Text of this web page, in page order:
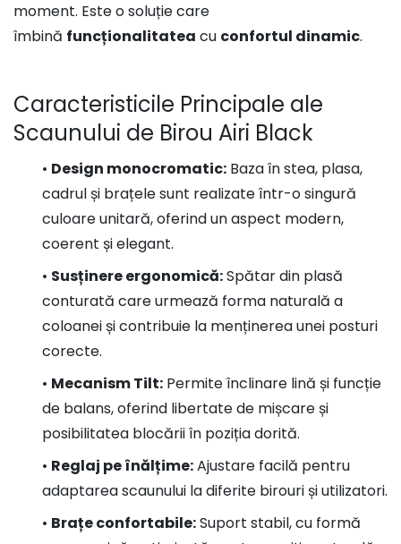
moment. Este o soluție care
îmbină funcționalitatea cu confortul dinamic.
Caracteristicile Principale ale
Scaunului de Birou Airi Black
• Design monocromatic: Baza în stea, plasa,
cadrul și brațele sunt realizate într-o singură
culoare unitară, oferind un aspect modern,
coerent și elegant.
• Susținere ergonomică:Spătar din plasă
conturată care urmează forma naturală a
coloanei și contribuie la menținerea unei posturi
corecte.
• Mecanism Tilt: Permite înclinare lină și funcție
de balans, oferind libertate de mișcare și
posibilitatea blocării în poziția dorită.
• Reglaj pe înălțime:Ajustare facilă pentru
adaptarea scaunului la diferite birouri și utilizatori.
• Brațe confortabile:Suport stabil, cu formă